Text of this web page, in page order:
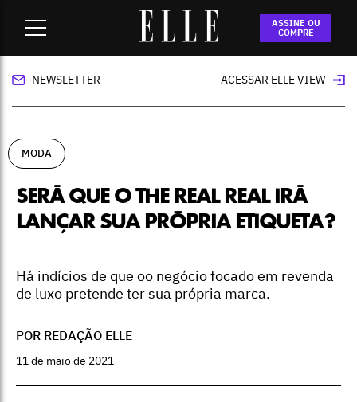
ASSINE OU
COMPRE
Será que o The Real Real irá lançar sua
própria etiqueta?
NEWSLETTER ACESSAR ELLE VIEW
MODA
SERÁ QUE O THE REAL REAL IRÁ
LANÇAR SUA PRÓPRIA ETIQUETA?
Há indícios de que oo negócio focado em revenda
de luxo pretende ter sua própria marca.
POR REDAÇÃO ELLE
11 de maio de 2021